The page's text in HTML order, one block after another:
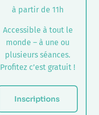
à partir de 11h
Accessible à tout le
monde – à une ou
plusieurs séances.
Profitez c’est gratuit !
Inscriptions